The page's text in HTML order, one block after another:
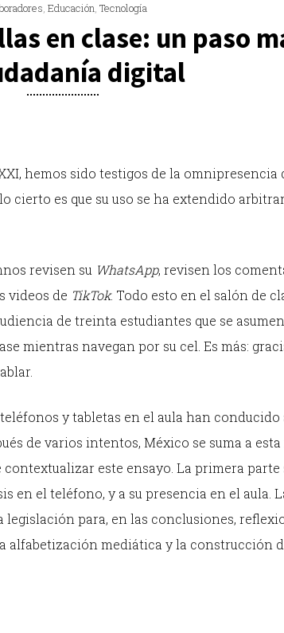
, Educación, Tecnología
en clase: un paso
digital
hemos sido testigos de la omnipresencia
cierto es que su uso se ha extendido
revisen su WhatsApp, revisen los
videos de TikTok. Todo esto en el salón de
de treinta estudiantes que se asumen
mientras navegan por su cel. Es más:
y tabletas en el aula han conducido
de varios intentos, México se suma a
este ensayo. La primera parte
el teléfono, y a su presencia en el aula.
para, en las conclusiones,
alfabetización mediática y la construcción